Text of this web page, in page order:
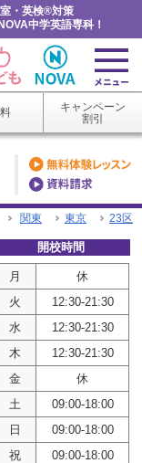
・英検®対策
中学英語専科！
キャンペーン
割引
関東 東京 23区
開校時間
月
休
火
12:30-21:30
水
12:30-21:30
木
12:30-21:30
金
休
土
09:00-18:00
日
09:00-18:00
祝
09:00-18:00